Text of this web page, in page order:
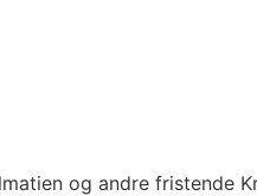
og andre fristende